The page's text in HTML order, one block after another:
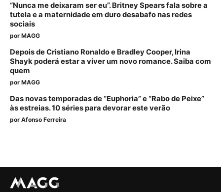
“Nunca me deixaram ser eu”. Britney Spears fala sobre a
tutela e a maternidade em duro desabafo nas redes
sociais
por MAGG
Depois de Cristiano Ronaldo e Bradley Cooper, Irina
Shayk poderá estar a viver um novo romance. Saiba com
quem
por MAGG
Das novas temporadas de “Euphoria” e “Rabo de Peixe”
às estreias. 10 séries para devorar este verão
por Afonso Ferreira